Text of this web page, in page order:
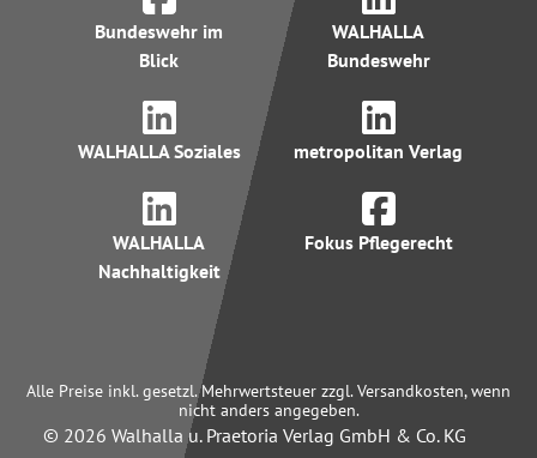
Bundeswehr im
Blick
WALHALLA
Bundeswehr
WALHALLA Soziales metropolitan Verlag
WALHALLA
Nachhaltigkeit
Fokus Pflegerecht
Alle Preise inkl. gesetzl. Mehrwertsteuer zzgl. Versandkosten, wenn
nicht anders angegeben.
© 2026 Walhalla u. Praetoria Verlag GmbH & Co. KG